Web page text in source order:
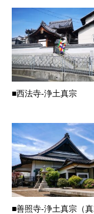
■西法寺-浄土真宗
■善照寺-浄土真宗（